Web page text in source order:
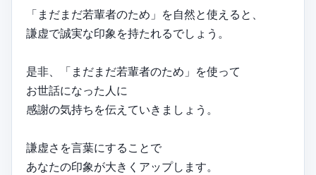
「まだまだ若輩者のため」を自然と使えると、
謙虚で誠実な印象を持たれるでしょう。
是非、「まだまだ若輩者のため」を使って
お世話になった人に
感謝の気持ちを伝えていきましょう。
謙虚さを言葉にすることで
あなたの印象が大きくアップします。